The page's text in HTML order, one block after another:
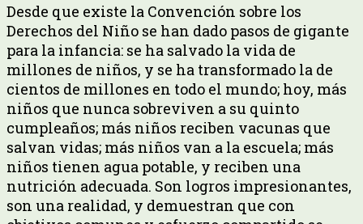
Desde que existe la Convención sobre los
Derechos del Niño se han dado pasos de gigante
para la infancia: se ha salvado la vida de
millones de niños, y se ha transformado la de
cientos de millones en todo el mundo; hoy, más
niños que nunca sobreviven a su quinto
cumpleaños; más niños reciben vacunas que
salvan vidas; más niños van a la escuela; más
niños tienen agua potable, y reciben una
nutrición adecuada. Son logros impresionantes,
son una realidad, y demuestran que con